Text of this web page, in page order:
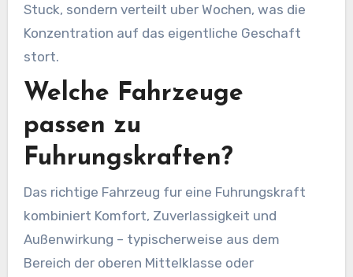
Stuck, sondern verteilt uber Wochen, was die
Konzentration auf das eigentliche Geschaft
stort.
Welche Fahrzeuge
passen zu
Fuhrungskraften?
Das richtige Fahrzeug fur eine Fuhrungskraft
kombiniert Komfort, Zuverlassigkeit und
Außenwirkung – typischerweise aus dem
Bereich der oberen Mittelklasse oder